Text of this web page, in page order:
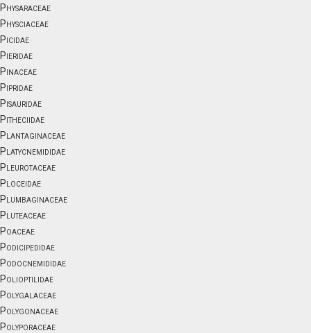
Physaraceae
Physciaceae
Picidae
Pieridae
Pinaceae
Pipridae
Pisauridae
Pitheciidae
Plantaginaceae
Platycnemididae
Pleurotaceae
Ploceidae
Plumbaginaceae
Pluteaceae
Poaceae
Podicipedidae
Podocnemididae
Polioptilidae
Polygalaceae
Polygonaceae
Polyporaceae